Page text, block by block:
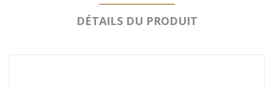
DÉTAILS DU PRODUIT